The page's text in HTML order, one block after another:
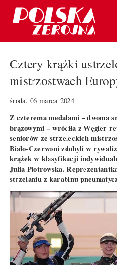
Cztery krążki
mistrzostwach
środa, 06 marca 2024
Z czterema medalami – dwoma
brązowymi – wróciła z Węgier
seniorów ze strzeleckich
Biało-Czerwoni zdobyli w
krążek w klasyfikacji
Julia Piotrowska.
strzelaniu z karabinu